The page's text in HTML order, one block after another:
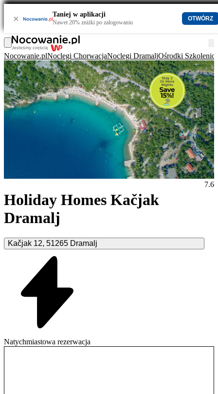
× Taniej w aplikacji
Nawet 20% zniżki po zalogowaniu
OTWÓRZ
Nocowanie.plNoclegi ChorwacjaNoclegi DramaljOśrodki
Holiday Homes Kačjak
Dramalj
Kačjak 12, 51265 Dramalj
7.6
Natychmiastowa rezerwacja